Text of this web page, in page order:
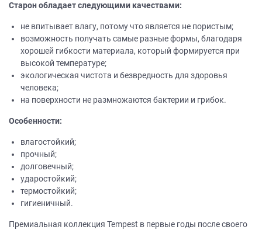
Старон обладает следующими качествами:
не впитывает влагу, потому что является не пористым;
возможность получать самые разные формы, благодаря
хорошей гибкости материала, который формируется при
высокой температуре;
экологическая чистота и безвредность для здоровья
человека;
на поверхности не размножаются бактерии и грибок.
Особенности:
влагостойкий;
прочный;
долговечный;
ударостойкий;
термостойкий;
гигиеничный.
Премиальная коллекция Tempest в первые годы после своего